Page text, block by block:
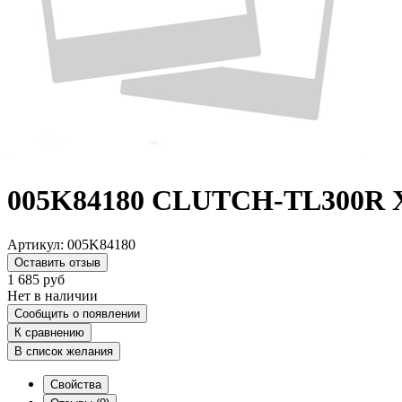
005K84180 CLUTCH-TL300R
Артикул: 005K84180
Оставить отзыв
1 685 руб
Нет в наличии
Сообщить о появлении
К сравнению
В список желания
Свойства